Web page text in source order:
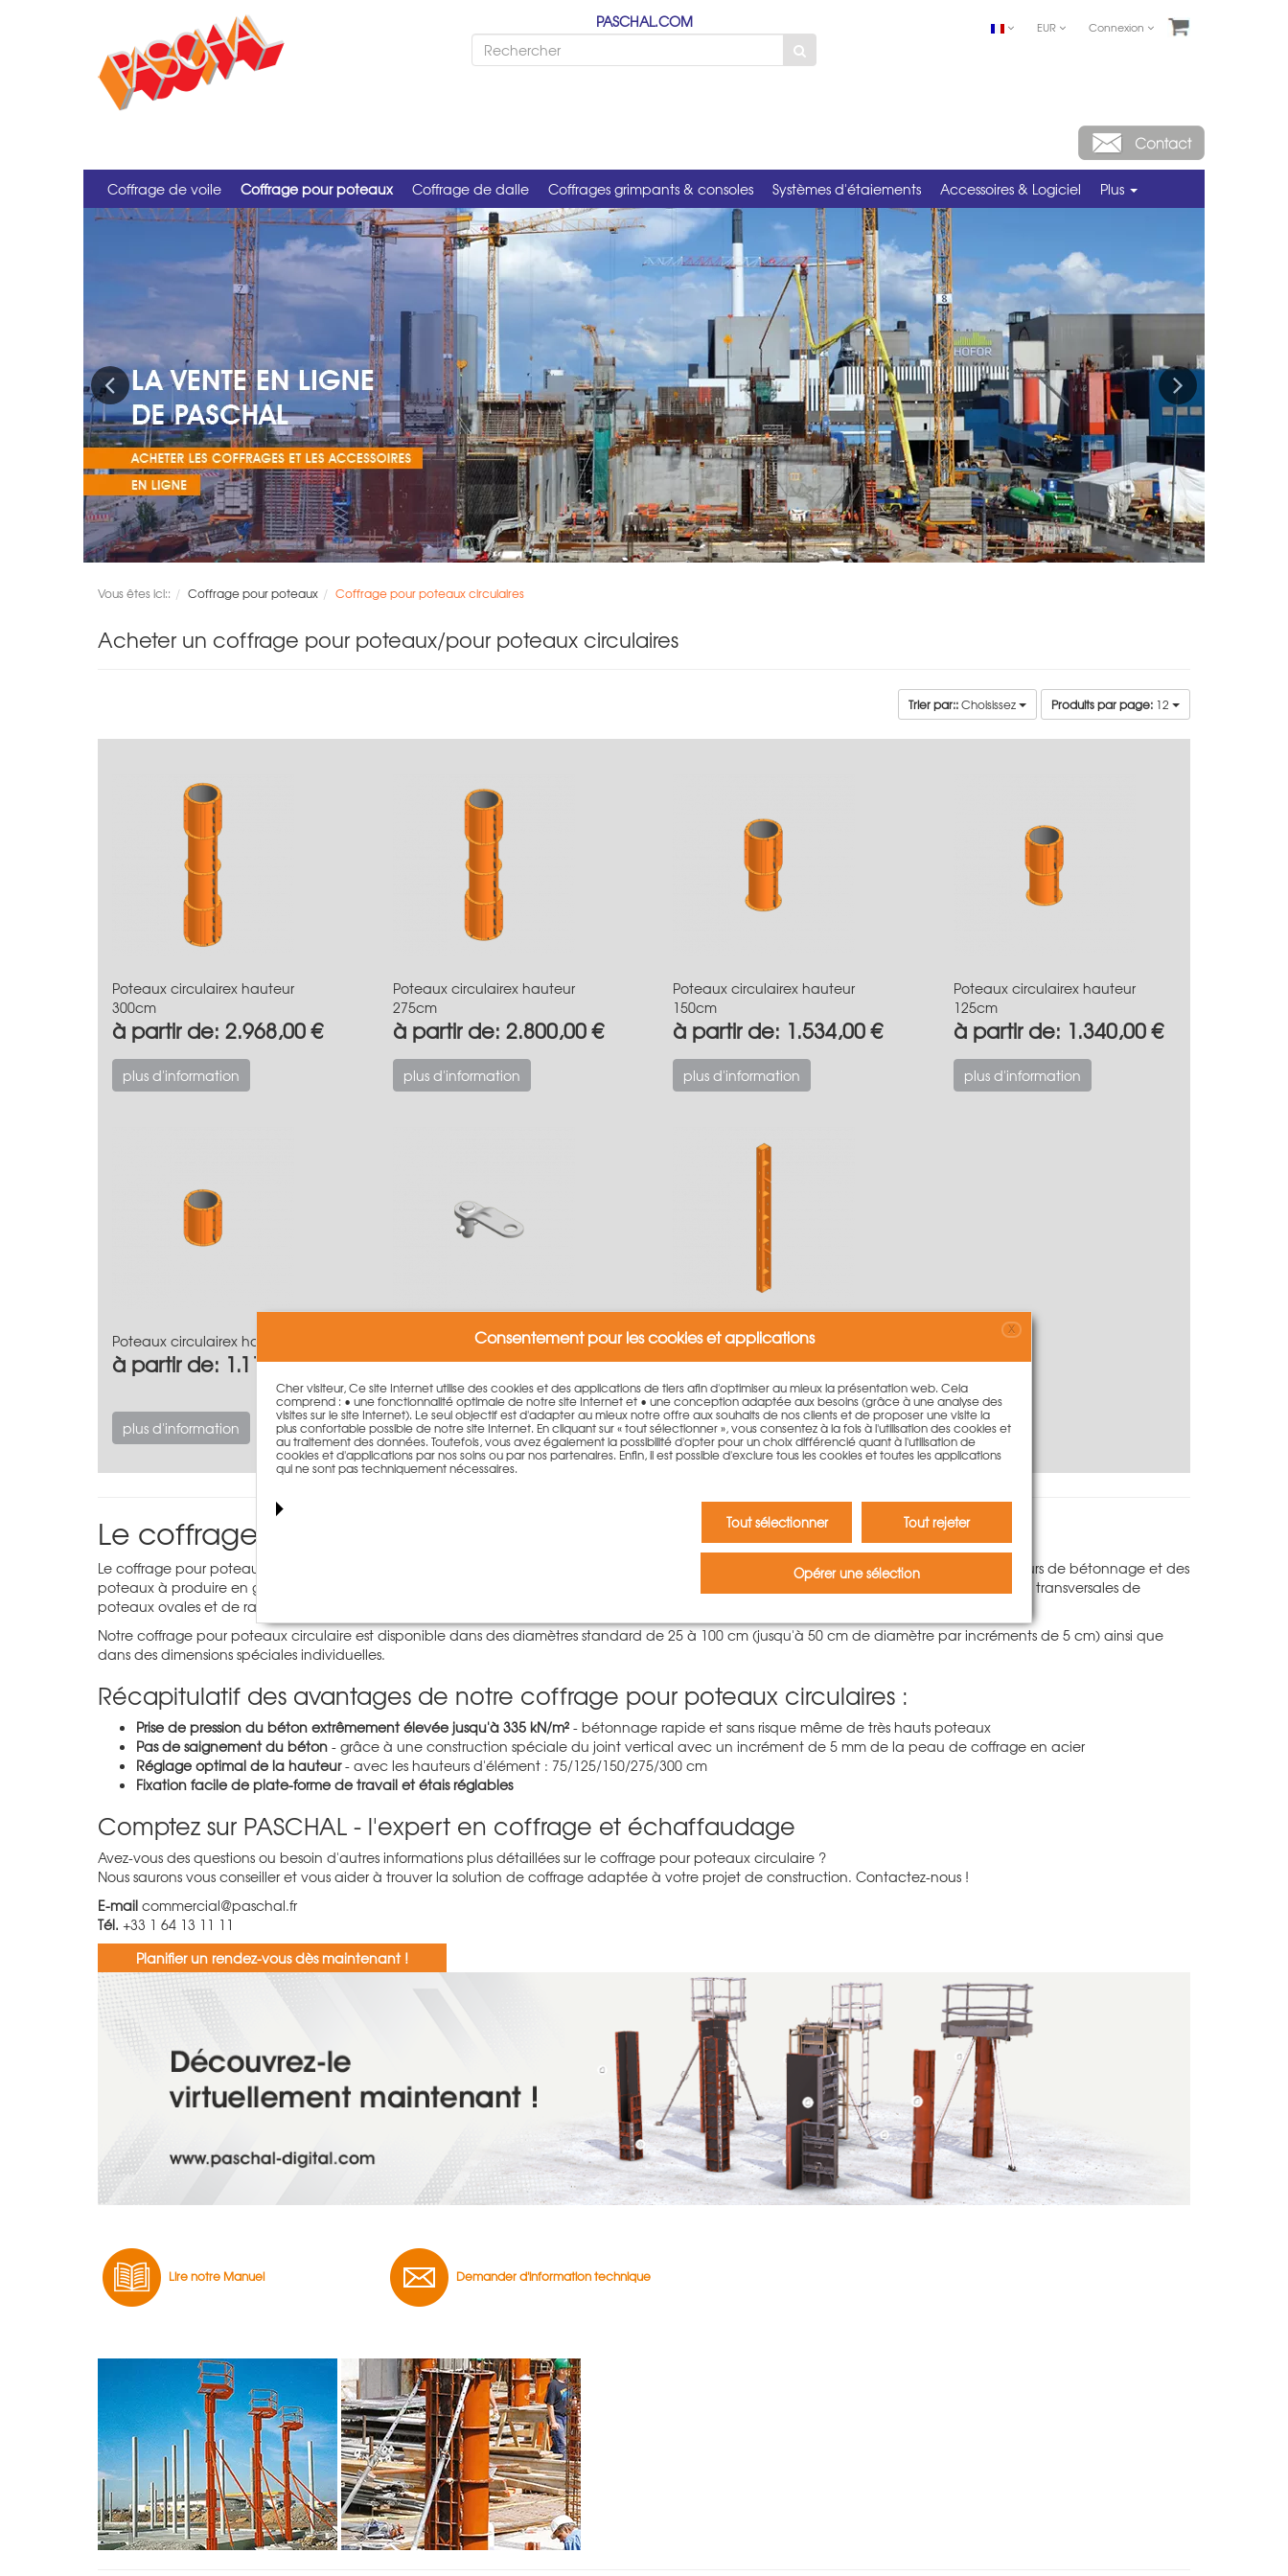
EUR Connexion
PASCHAL.COM
Coffrage de voile Coffrage pour poteaux Coffrage de dalle Coffrages grimpants & consoles Systèmes d'étaiements Accessoires & Logiciel Plus
Previous Next
Vous êtes ici:: Coffrage pour poteaux Coffrage pour poteaux circulaires
Acheter un coffrage pour poteaux/pour poteaux circulaires
Trier par::Choisissez Produits par page: 12
Poteaux circulairex hauteur
300cm
à partir de: 2.968,00 €
plus d'information
Poteaux circulairex hauteur
275cm
à partir de: 2.800,00 €
plus d'information
Poteaux circulairex hauteur
150cm
à partir de: 1.534,00 €
plus d'information
Poteaux circulairex hauteur
125cm
à partir de: 1.340,00 €
plus d'information
Poteaux circulairex hauteur 75cm
à partir de: 1.112,00 €
plus d'information
Poteau circulaire accessoires
à partir de: 4,55 €
plus d'information
Élément de jonction Poteau
circulaire-Treillis
à partir de: 146,00 €
plus d'information
Le coffrage pour poteaux circulaire PASCHAL
Le coffrage pour poteaux circulaires PASCHAL, composé de demi-coques en acier, prouve ses avantages particuliers avec de grandes hauteurs de bétonnage et des
poteaux à produire en grand nombre. Outre les poteaux circulaires classiques, le coffrage est également idéal pour la production de sections transversales de
poteaux ovales et de raccords muraux demi-ronds à l'aide des éléments de jonction Treillis ou LOGO.3.
Notre coffrage pour poteaux circulaire est disponible dans des diamètres standard de 25 à 100 cm (jusqu'à 50 cm de diamètre par incréments de 5 cm) ainsi que
dans des dimensions spéciales individuelles.
Récapitulatif des avantages de notre coffrage pour poteaux circulaires :
Prise de pression du béton extrêmement élevée jusqu'à 335 kN/m² - bétonnage rapide et sans risque même de très hauts poteaux
Pas de saignement du béton - grâce à une construction spéciale du joint vertical avec un incrément de 5 mm de la peau de coffrage en acier
Réglage optimal de la hauteur- avec les hauteurs d'élément : 75/125/150/275/300 cm
Fixation facile de plate-forme de travail et étais réglables
Comptez sur PASCHAL - l'expert en coffrage et échaffaudage
Avez-vous des questions ou besoin d'autres informations plus détaillées sur le coffrage pour poteaux circulaire ?
Nous saurons vous conseiller et vous aider à trouver la solution de coffrage adaptée à votre projet de construction. Contactez-nous !
E-mail commercial@paschal.fr
Tél. +33 1 64 13 11 11
Planifier un rendez-vous dès maintenant !
Lire notre Manuel Demander d'information technique
Consentement pour les cookies et applications X
Cher visiteur, Ce site Internet utilise des cookies et des applications de tiers afin d'optimiser au mieux la présentation web. Cela
comprend : • une fonctionnalité optimale de notre site Internet et • une conception adaptée aux besoins (grâce à une analyse des
visites sur le site Internet). Le seul objectif est d'adapter au mieux notre offre aux souhaits de nos clients et de proposer une visite la
plus confortable possible de notre site Internet. En cliquant sur « tout sélectionner », vous consentez à la fois à l'utilisation des cookies et
au traitement des données. Toutefois, vous avez également la possibilité d'opter pour un choix différencié quant à l'utilisation de
cookies et d'applications par nos soins ou par nos partenaires. Enfin, il est possible d'exclure tous les cookies et toutes les applications
qui ne sont pas techniquement nécessaires.
Tout sélectionner Tout rejeter
Opérer une sélection